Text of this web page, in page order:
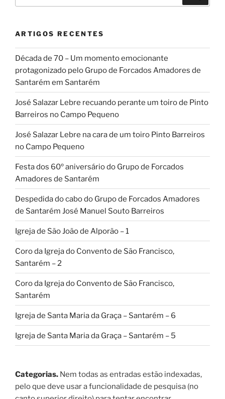
ARTIGOS RECENTES
Década de 70 – Um momento emocionante
protagonizado pelo Grupo de Forcados Amadores de
Santarém em Santarém
José Salazar Lebre recuando perante um toiro de Pinto
Barreiros no Campo Pequeno
José Salazar Lebre na cara de um toiro Pinto Barreiros
no Campo Pequeno
Festa dos 60º aniversário do Grupo de Forcados
Amadores de Santarém
Despedida do cabo do Grupo de Forcados Amadores
de Santarém José Manuel Souto Barreiros
Igreja de São João de Alporão – 1
Coro da Igreja do Convento de São Francisco,
Santarém – 2
Coro da Igreja do Convento de São Francisco,
Santarém
Igreja de Santa Maria da Graça – Santarém – 6
Igreja de Santa Maria da Graça – Santarém – 5
Categorias. Nem todas as entradas estão indexadas,
pelo que deve usar a funcionalidade de pesquisa (no